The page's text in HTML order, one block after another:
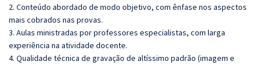
2. Conteúdo abordado de modo objetivo, com ênfase nos aspectos
mais cobrados nas provas.
3. Aulas ministradas por professores especialistas, com larga
experiência na atividade docente.
4. Qualidade técnica de gravação de altíssimo padrão (imagem e